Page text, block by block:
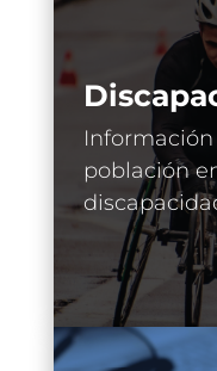
población